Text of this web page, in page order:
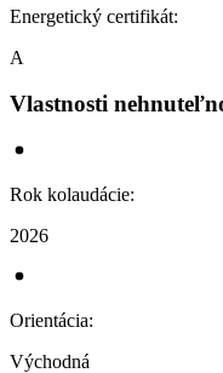
Energetický certifikát:
A
Vlastnosti
Rok kolaudácie:
2026
Orientácia:
Východná